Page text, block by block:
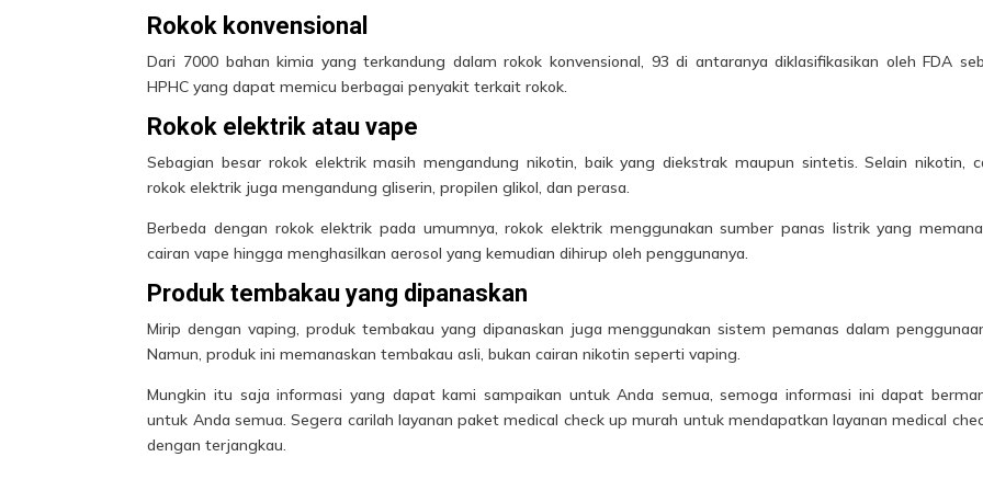
Rokok konvensional
Dari 7000 bahan kimia yang terkandung dalam rokok konvensional, 93 di antaranya diklasifikasikan oleh FDA
HPHC yang dapat memicu berbagai penyakit terkait rokok.
Rokok elektrik atau vape
Sebagian besar rokok elektrik masih mengandung nikotin, baik yang diekstrak maupun sintetis. Selain nikotin,
rokok elektrik juga mengandung gliserin, propilen glikol, dan perasa.
Berbeda dengan rokok elektrik pada umumnya, rokok elektrik menggunakan sumber panas listrik yang
cairan vape hingga menghasilkan aerosol yang kemudian dihirup oleh penggunanya.
Produk tembakau yang dipanaskan
Mirip dengan vaping, produk tembakau yang dipanaskan juga menggunakan sistem pemanas dalam
Namun, produk ini memanaskan tembakau asli, bukan cairan nikotin seperti vaping.
Mungkin itu saja informasi yang dapat kami sampaikan untuk Anda semua, semoga informasi ini dapat
untuk Anda semua. Segera carilah layanan paket medical check up murah untuk mendapatkan layanan medical
dengan terjangkau.